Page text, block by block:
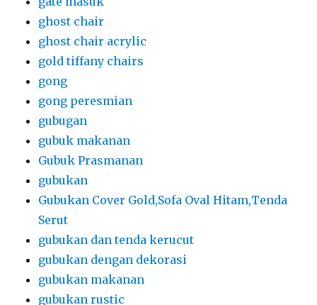
ghost chair
ghost chair acrylic
gold tiffany chairs
gong
gong peresmian
gubugan
gubuk makanan
Gubuk Prasmanan
gubukan
Gubukan Cover Gold,Sofa Oval Hitam,Tenda
Serut
gubukan dan tenda kerucut
gubukan dengan dekorasi
gubukan makanan
gubukan rustic